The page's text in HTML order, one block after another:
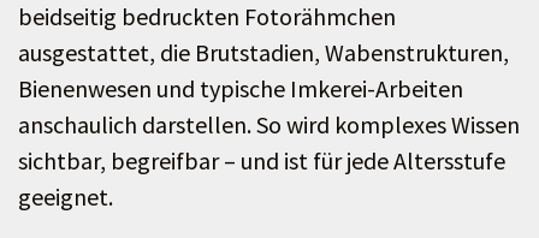
beidseitig bedruckten Fotorähmchen
ausgestattet, die Brutstadien, Wabenstrukturen,
Bienenwesen und typische Imkerei-Arbeiten
anschaulich darstellen. So wird komplexes Wissen
sichtbar, begreifbar – und ist für jede Altersstufe
geeignet.